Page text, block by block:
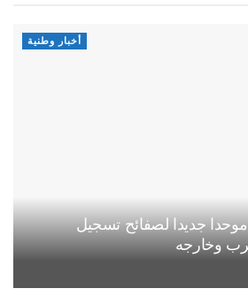
أخبار وطنية
موحدا جديدا لصفائح تسجيل
وخارجه